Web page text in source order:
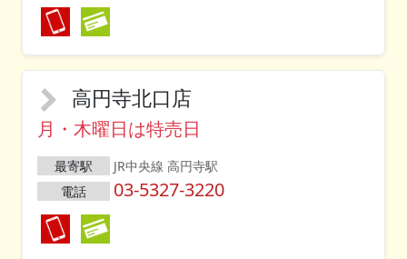
高円寺北口店
月・木曜日は特売日
最寄駅
JR中央線 高円寺駅
電話
03-5327-3220